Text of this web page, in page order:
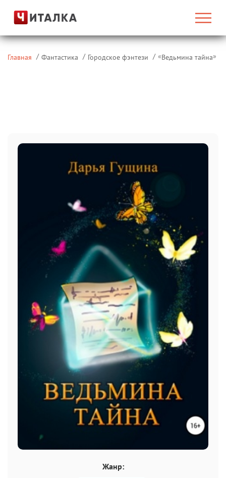
Главная Фантастика Городское фэнтези «Ведьмина тайна»
Жанр: